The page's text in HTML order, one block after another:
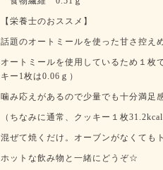
【栄養士のおススメ】
話題のオートミールを使った甘さ控え
オートミールを使用しているため１枚
キー1枚は0.06ｇ）
噛み応えがあるので少量でも十分満足
（ちなみに通常、クッキー１枚
混ぜて焼くだけ。オーブンがなくても
ホットな飲み物と一緒にどうぞ☆